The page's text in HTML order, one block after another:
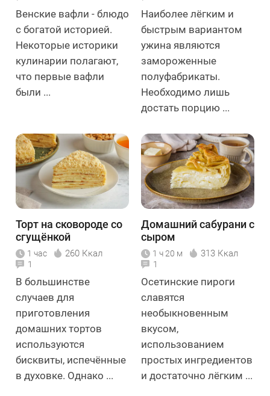
Венские вафли - блюдо
с богатой историей.
Некоторые историки
кулинарии полагают,
что первые вафли
были ...
Наиболее лёгким и
быстрым вариантом
ужина являются
замороженные
полуфабрикаты.
Необходимо лишь
достать порцию ...
Торт на сковороде со
сгущёнкой
1 час 260 Ккал
1
В большинстве
случаев для
приготовления
домашних тортов
используются
бисквиты, испечённые
в духовке. Однако ...
Домашний сабурани с
сыром
1 ч 20 м 313 Ккал
1
Осетинские пироги
славятся
необыкновенным
вкусом,
использованием
простых ингредиентов
и достаточно лёгким ...